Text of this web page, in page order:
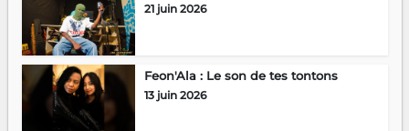
21 juin 2026
Feon'Ala : Le son de tes tontons
13 juin 2026